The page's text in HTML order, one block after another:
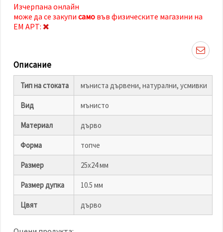
"Приеми
или да
посочиш
като
избереш
дадения
бутона
"Запази"
Приеми
всички
Настройки
на
бисквитките
Изчерпана онлайн
може да се закупи само във физическите магазини на
ЕМ АРТ:
Описание
Тип на стоката мъниста дървени, натурални, усмивки
Вид мънисто
Материал дърво
Форма топче
Размер 25х24 мм
Размер дупка 10.5 мм
Цвят дърво